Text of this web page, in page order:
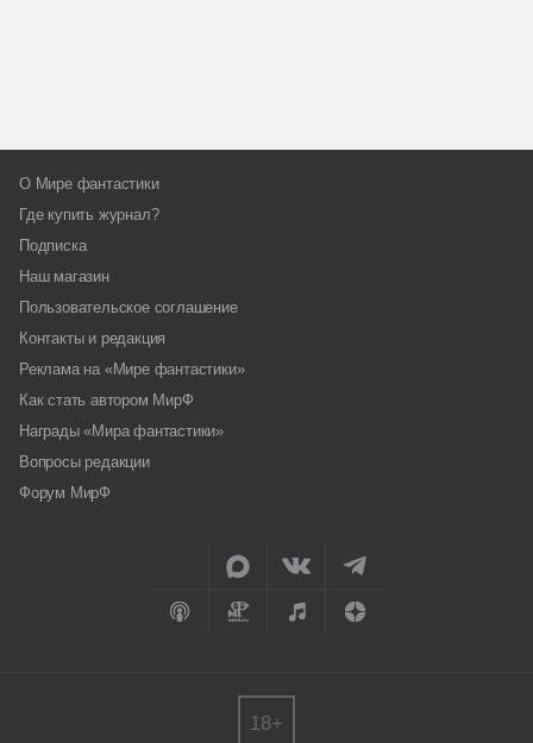
О Мире фантастики
Где купить журнал?
Подписка
Наш магазин
Пользовательское соглашение
Контакты и редакция
Реклама на «Мире фантастики»
Как стать автором МирФ
Награды «Мира фантастики»
Вопросы редакции
Форум МирФ
18+